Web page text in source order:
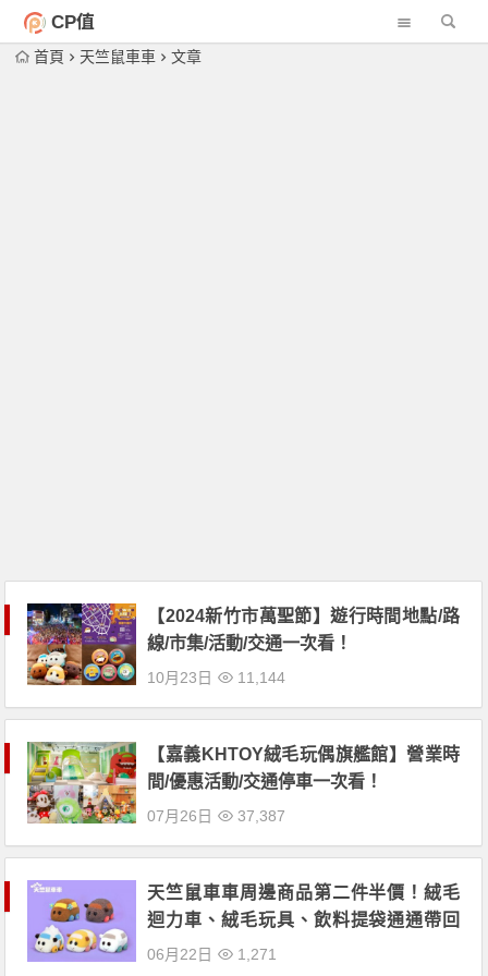
CP值
首頁 天竺鼠車車 文章
【2024新竹市萬聖節】遊行時間地點/路
線/市集/活動/交通一次看！
10月23日 11,144
【嘉義KHTOY絨毛玩偶旗艦館】營業時
間/優惠活動/交通停車一次看！
07月26日 37,387
天竺鼠車車周邊商品第二件半價！絨毛
迴力車、絨毛玩具、飲料提袋通通帶回
家！
06月22日 1,271